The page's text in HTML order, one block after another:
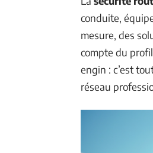
conduite,
mesure, des
compte du
engin : c’est
réseau